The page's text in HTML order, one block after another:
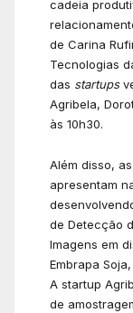
cadeia
de Carina
Tecnologias
das startups
Agribela,
às 10h30.
Além disso, as
apresentam
de Detecção
Imagens em
Embrapa
A startup
de